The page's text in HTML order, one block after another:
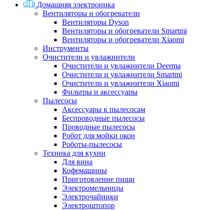
Домашняя электроника
Вентиляторы и обогреватели
Вентиляторы Dyson
Вентиляторы и обогреватели Smartmi
Вентиляторы и обогреватели Xiaomi
Инструменты
Очистители и увлажнители
Очистители и увлажнители Deerma
Очистители и увлажнители Smartmi
Очистители и увлажнители Xiaomi
Фильтры и аксессуары
Пылесосы
Аксессуары к пылесосам
Беспроводные пылесосы
Проводные пылесосы
Робот для мойки окон
Роботы-пылесосы
Техника для кухни
Для вина
Кофемашины
Приготовление пищи
Электромельницы
Электрочайники
Электроштопор